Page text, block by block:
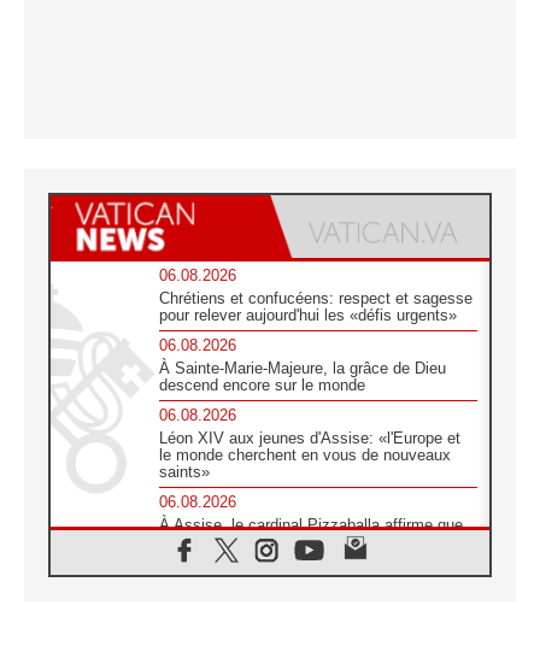
06.08.2026
Chrétiens et confucéens: respect et sagesse
pour relever aujourd'hui les «défis urgents»
06.08.2026
À Sainte-Marie-Majeure, la grâce de Dieu
descend encore sur le monde
06.08.2026
Léon XIV aux jeunes d'Assise: «l'Europe et
le monde cherchent en vous de nouveaux
saints»
06.08.2026
À Assise, le cardinal Pizzaballa affirme que
«les chrétiens veulent la paix»
06.08.2026